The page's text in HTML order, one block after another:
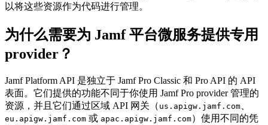
以将这些资源作为代码进行管理。
为什么需要为 Jamf 平台微服务提供专用
provider？
Jamf Platform API 是独立于 Jamf Pro Classic 和 Pro API 的 API
表面。它们提供的功能不同于你使用 Jamf Pro provider 管理的
资源，并且它们通过区域 API 网关（ us.apigw.jamf.com、
eu.apigw.jamf.com 或 apac.apigw.jamf.com）使用不同的凭